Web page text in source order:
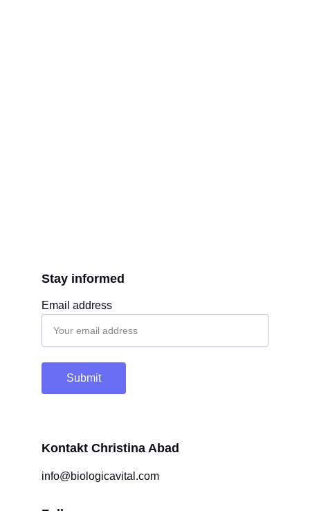
Kontakt Christina Abad
Email address
Submit
info@biologicavital.com
Stay informed